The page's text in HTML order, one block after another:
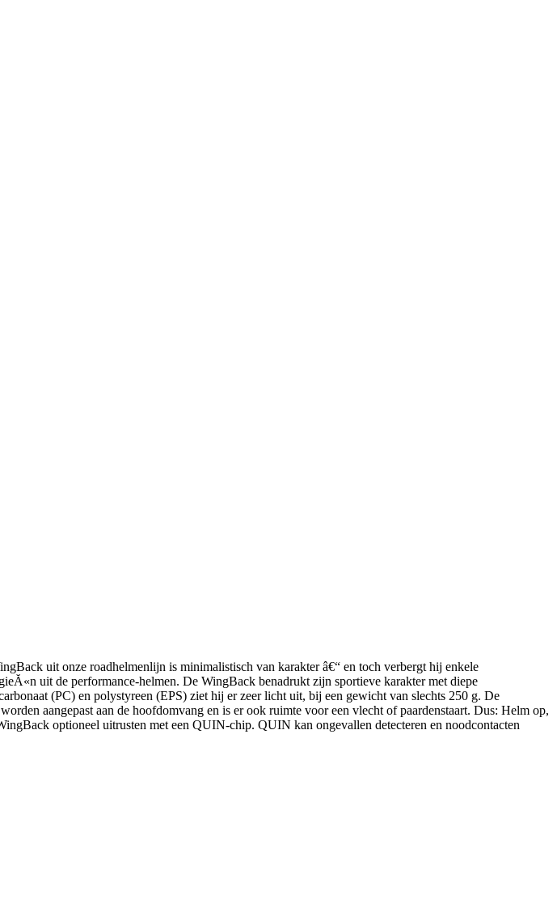
uit onze roadhelmenlijn is minimalistisch van karakter â€“ en toch verbergt hij enkele
uit de performance-helmen. De WingBack benadrukt zijn sportieve karakter met diepe
(PC) en polystyreen (EPS) ziet hij er zeer licht uit, bij een gewicht van slechts 250 g. De
aangepast aan de hoofdomvang en is er ook ruimte voor een vlecht of paardenstaart. Dus: Helm op,
optioneel uitrusten met een QUIN-chip. QUIN kan ongevallen detecteren en noodcontacten